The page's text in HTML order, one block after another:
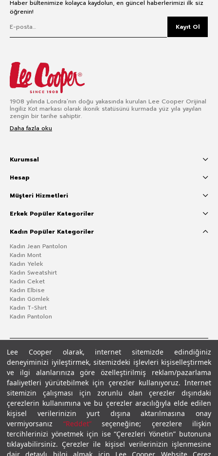
Lee Cooper olarak, internet sitemizde edindiğiniz
deneyiminizi iyileştirmek, sitemizdeki işlevleri kişiselleştirmek
ve ilgi alanlarınıza göre özelleştirilmiş reklam/pazarlama
faaliyetleri yürütebilmek için çerezler kullanıyoruz. İnternet
sitemizin çalışması için zorunlu olan çerezler dışındaki
çerezlerin kullanımına ve bu çerezler aracılığıyla elde edilen
kişisel verilerinizin yurt dışına aktarılmasına onay
vermiyorsanız “Reddet”seçeneğine; çerezlere ilişkin
tercihlerinizi yönetmek için ise “Çerezleri Yönetin” butonuna
tıklayabilirsiniz. Çerezler ile kişisel verilerinizin işlenmesine
Haber bültenimize kolayca kaydolun, en güncel haberlerimizi ilk siz
öğrenin!
Kayıt Ol
1908 yılında Londra’nın doğu yakasında kurulan Lee Cooper Orijinal
İngiliz Kot markası olarak ikonik statüsünü kurmada yüz yıla yayılan
zengin bir tarihe sahiptir.
Daha fazla oku
Kurumsal
Hesap
Müşteri Hizmetleri
Erkek Popüler Kategoriler
Kadın Popüler Kategoriler
Kadın Jean Pantolon
Kadın Mont
Kadın Yelek
Kadın Sweatshirt
Kadın Ceket
Kadın Elbise
Kadın Gömlek
Kadın T-Shirt
Kadın Pantolon
Gizlilik PolitikasıÇerez Politikası KVKK Aydınlatma MetniŞartlar ve Koşullar
© 2026 Leecooper - Tüm Hakları Saklıdır.